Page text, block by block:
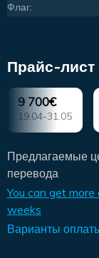
Флаг:
Прайс-
9 700€
19.04-31.05
Предлагаемые
перевода
You can get
weeks
Варианты